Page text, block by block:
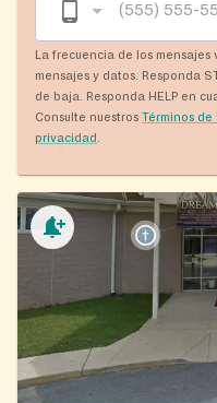
La frecuencia de los
mensajes y datos. Responda
de baja. Responda HELP en
Consulte nuestros Términos de
privacidad